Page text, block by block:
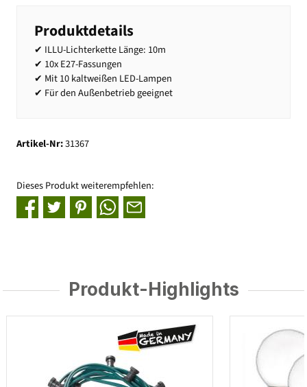
Produktdetails
✔ ILLU-Lichterkette Länge: 10m
✔ 10x E27-Fassungen
✔ Mit 10 kaltweißen LED-Lampen
✔ Für den Außenbetrieb geeignet
Artikel-Nr:31367
Dieses Produkt weiterempfehlen:
Produkt-Highlights